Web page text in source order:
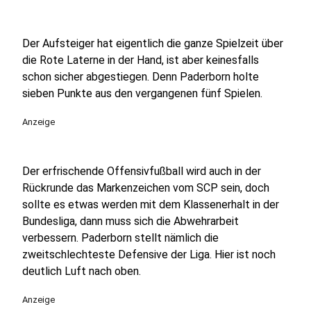
Der Aufsteiger hat eigentlich die ganze Spielzeit über
die Rote Laterne in der Hand, ist aber keinesfalls
schon sicher abgestiegen. Denn Paderborn holte
sieben Punkte aus den vergangenen fünf Spielen.
Anzeige
Der erfrischende Offensivfußball wird auch in der
Rückrunde das Markenzeichen vom SCP sein, doch
sollte es etwas werden mit dem Klassenerhalt in der
Bundesliga, dann muss sich die Abwehrarbeit
verbessern. Paderborn stellt nämlich die
zweitschlechteste Defensive der Liga. Hier ist noch
deutlich Luft nach oben.
Anzeige